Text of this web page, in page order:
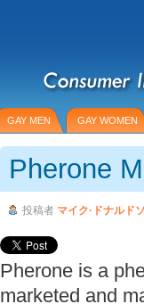
GAY MEN GAY WOMEN
Pherone
投稿者 マイク·ドナルド
Pherone is a
marketed and